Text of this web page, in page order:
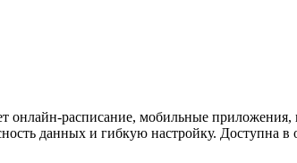
онлайн-расписание, мобильные приложения,
данных и гибкую настройку. Доступна в